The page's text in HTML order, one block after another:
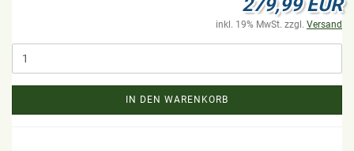
279,99 EUR
inkl. 19% MwSt. zzgl. Versand
IN DEN WARENKORB